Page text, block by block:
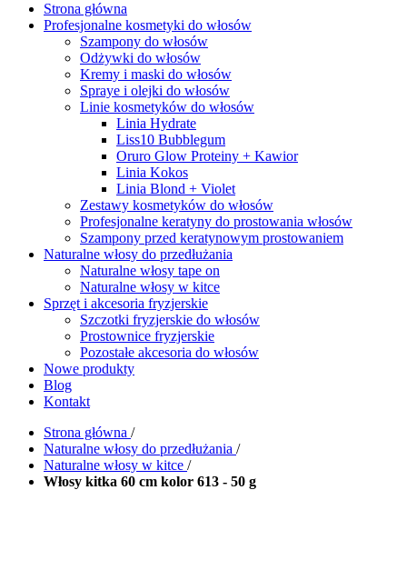
Strona główna
Profesjonalne kosmetyki do włosów
Szampony do włosów
Odżywki do włosów
Kremy i maski do włosów
Spraye i olejki do włosów
Linie kosmetyków do włosów
Linia Hydrate
Liss10 Bubblegum
Oruro Glow Proteiny + Kawior
Linia Kokos
Linia Blond + Violet
Zestawy kosmetyków do włosów
Profesjonalne keratyny do prostowania włosów
Szampony przed keratynowym prostowaniem
Naturalne włosy do przedłużania
Naturalne włosy tape on
Naturalne włosy w kitce
Sprzęt i akcesoria fryzjerskie
Szczotki fryzjerskie do włosów
Prostownice fryzjerskie
Pozostałe akcesoria do włosów
Nowe produkty
Blog
Kontakt
Strona główna /
Naturalne włosy do przedłużania /
Naturalne włosy w kitce /
Włosy kitka 60 cm kolor 613 - 50 g